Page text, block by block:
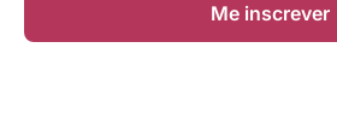
Me inscrever